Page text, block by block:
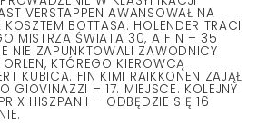
VERSTAPPEN AWANSOWAŁ NA
BOTTASA. HOLENDER TRACI
MISTRZA ŚWIATA 30, A FIN – 35
NIE ZAPUNKTOWALI ZAWODNICY
KTÓREGO KIEROWCĄ
KUBICA. FIN KIMI RAIKKONEN ZAJĄŁ
GIOVINAZZI – 17. MIEJSCE. KOLEJNY
HISZPANII – ODBĘDZIE SIĘ 16